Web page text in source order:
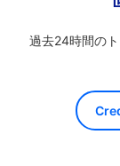
過去24時間の